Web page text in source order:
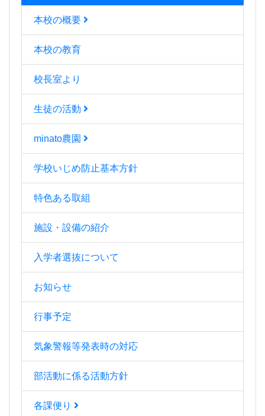
本校の概要
本校の教育
校長室より
生徒の活動
minato農園
学校いじめ防止基本方針
特色ある取組
施設・設備の紹介
入学者選抜について
お知らせ
行事予定
気象警報等発表時の対応
部活動に係る活動方針
各課便り